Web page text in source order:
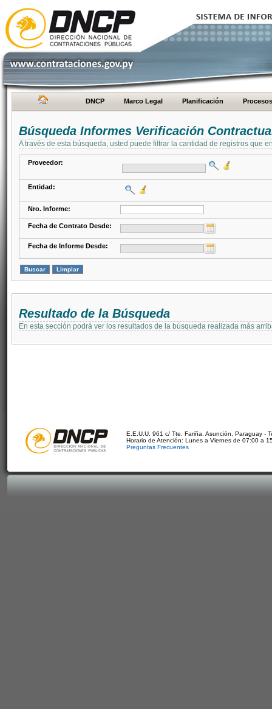
DNCP Marco Legal Planificación Procesos
Búsqueda Informes Verificación
A través de esta búsqueda, usted puede filtrar la cantidad de registros que
Proveedor:
Entidad:
Nro. Informe:
Fecha de Contrato Desde:
Fecha de Informe Desde:
Resultado de la Búsqueda
En esta sección podrá ver los resultados de la búsqueda realizada más
E.E.U.U. 961 c/ Tte. Fariña. Asunción, Paraguay -
Horario de Atención: Lunes a Viernes de 07:00 a
Preguntas Frecuentes